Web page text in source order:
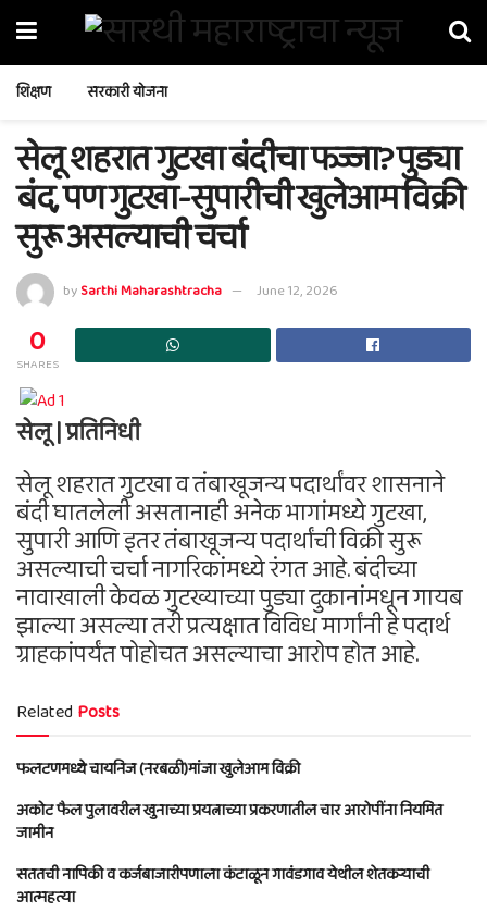
शिक्षण सरकारी योजना
सेलू शहरात गुटखा बंदीचा फज्जा? पुड्या
बंद, पण गुटखा-सुपारीची खुलेआम विक्री
सुरू असल्याची चर्चा
bySarthi Maharashtracha June 12, 2026
0
SHARES
सेलू | प्रतिनिधी
सेलू शहरात गुटखा व तंबाखूजन्य पदार्थांवर शासनाने
बंदी घातलेली असतानाही अनेक भागांमध्ये गुटखा,
सुपारी आणि इतर तंबाखूजन्य पदार्थांची विक्री सुरू
असल्याची चर्चा नागरिकांमध्ये रंगत आहे. बंदीच्या
नावाखाली केवळ गुटख्याच्या पुड्या दुकानांमधून गायब
झाल्या असल्या तरी प्रत्यक्षात विविध मार्गांनी हे पदार्थ
ग्राहकांपर्यंत पोहोचत असल्याचा आरोप होत आहे.
Related Posts
फलटणमध्ये चायनिज (नरबळी)मांजा खुलेआम विक्री
अकोट फैल पुलावरील खुनाच्या प्रयत्नाच्या प्रकरणातील चार आरोपींना नियमित
जामीन
सततची नापिकी व कर्जबाजारीपणाला कंटाळून गावंडगाव येथील शेतकऱ्याची
आत्महत्या